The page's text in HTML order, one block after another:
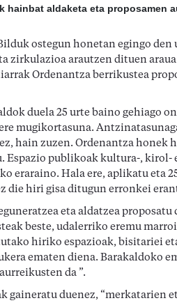
hainbat aldaketa eta proposamen
ostegun honetan egingo
zirkulazioa arautzen dituen
Ordenantza berrikustea
duela 25 urte baino gehiago
mugikortasuna.
hain zuzen. Ordenantza
Espazio publikoak kultura-,
eraraino. Hala ere, aplikatu eta
die hiri gisa ditugun erronkei
eta aldatzea
beste, udalerriko eremu
hiriko espazioak, bisitariei
ematen diena. Barakaldoko
da ”.
gaineratu duenez, “merkatarien